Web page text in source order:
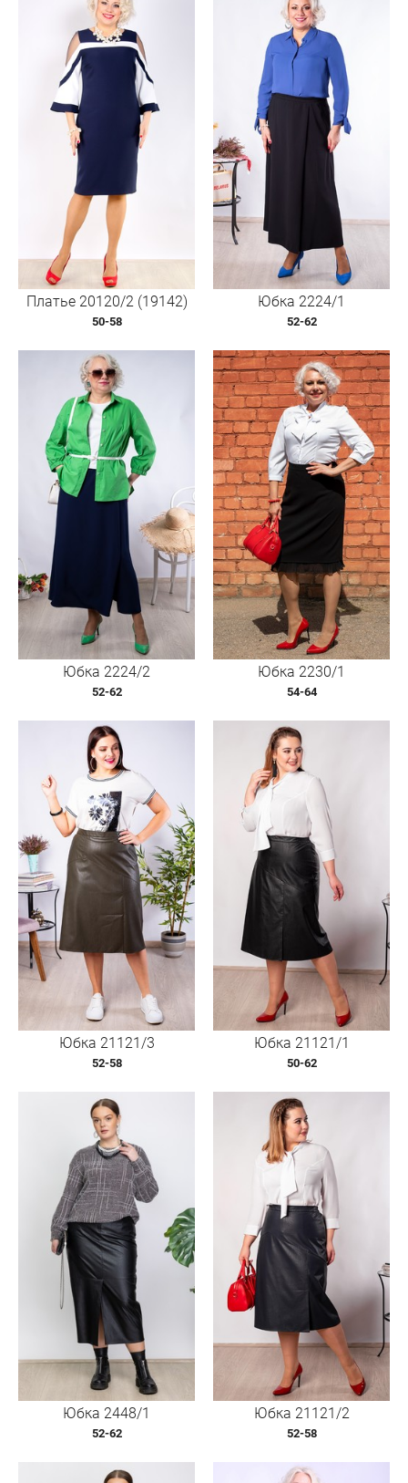
Платье 20120/2 (19142)
50-58
Юбка 2224/1
52-62
Юбка 2224/2
52-62
Юбка 2230/1
54-64
Юбка 21121/3
52-58
Юбка 21121/1
50-62
Юбка 2448/1
52-62
Юбка 21121/2
52-58